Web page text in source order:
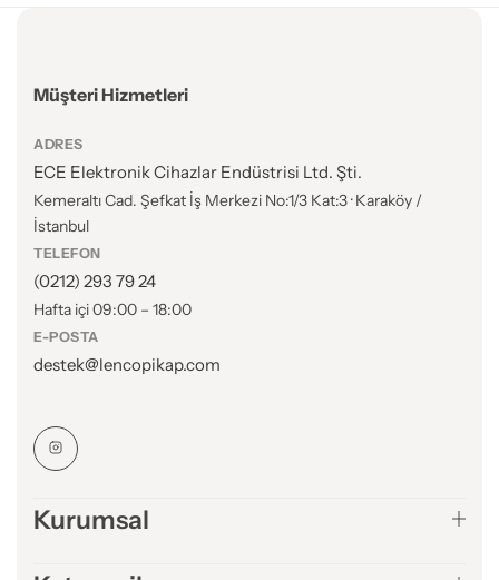
Müşteri Hizmetleri
ADRES
ECE Elektronik Cihazlar Endüstrisi Ltd. Şti.
Kemeraltı Cad. Şefkat İş Merkezi No:1/3 Kat:3 · Karaköy /
İstanbul
TELEFON
(0212) 293 79 24
Hafta içi 09:00 – 18:00
E-POSTA
destek@lencopikap.com
Kurumsal